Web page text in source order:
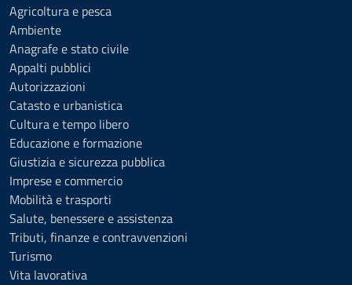
Agricoltura e pesca
Ambiente
Anagrafe e stato civile
Appalti pubblici
Autorizzazioni
Catasto e urbanistica
Cultura e tempo libero
Educazione e formazione
Giustizia e sicurezza pubblica
Imprese e commercio
Mobilità e trasporti
Salute, benessere e assistenza
Tributi, finanze e contravvenzioni
Turismo
Vita lavorativa